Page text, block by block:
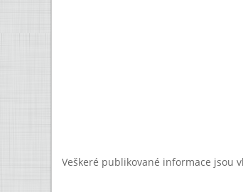
Veškeré publikované informace jsou